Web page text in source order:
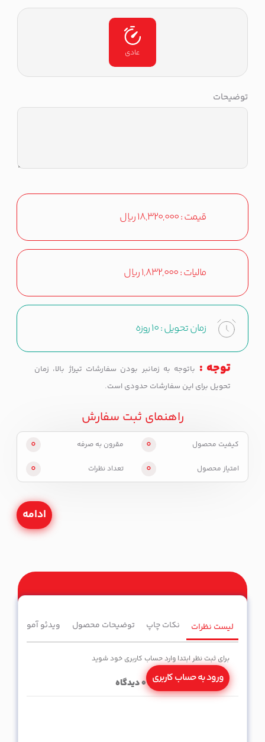
عادی
توضیحات
قیمت :18,320,000ریال
مالیات :1,832,000ریال
زمان تحویل :10 روزه
توجه : باتوجه به زمانبر بودن سفارشات تیراژ بالا، زمان
تحویل برای این سفارشات حدودی است.
راهنمای ثبت سفارش
کیفیت محصول 0 مقرون به صرفه 0
امتیاز محصول 0 تعداد نظرات 0
ادامه
لیست نظرات نکات چاپ توضیحات محصول ویدئو آموزشی
برای ثبت نظر ابتدا وارد حساب کاربری خود شوید
ورود به حساب کاربری 0دیدگاه